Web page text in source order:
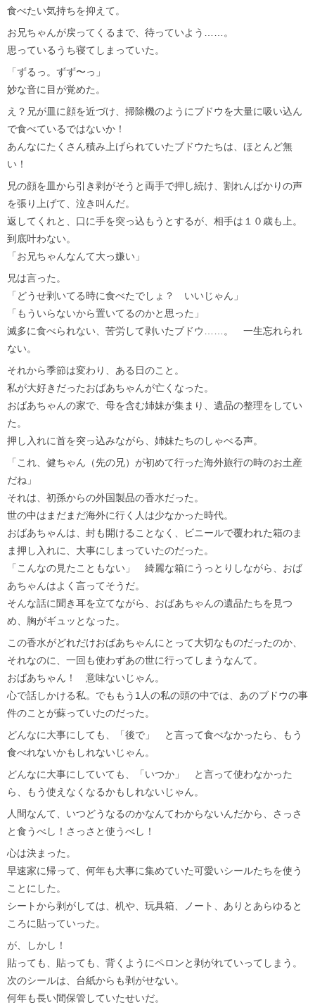
食べたい気持ちを抑えて。
お兄ちゃんが戻ってくるまで、待っていよう……。
思っているうち寝てしまっていた。
「ずるっ。ずず〜っ」
妙な音に目が覚めた。
え？兄が皿に顔を近づけ、掃除機のようにブドウを大量に吸い込ん
で食べているではないか！
あんなにたくさん積み上げられていたブドウたちは、ほとんど無
い！
兄の顔を皿から引き剥がそうと両手で押し続け、割れんばかりの声
を張り上げて、泣き叫んだ。
返してくれと、口に手を突っ込もうとするが、相手は１０歳も上。
到底叶わない。
「お兄ちゃんなんて大っ嫌い」
兄は言った。
「どうせ剥いてる時に食べたでしょ？ いいじゃん」
「もういらないから置いてるのかと思った」
滅多に食べられない、苦労して剥いたブドウ……。 一生忘れられ
ない。
それから季節は変わり、ある日のこと。
私が大好きだったおばあちゃんが亡くなった。
おばあちゃんの家で、母を含む姉妹が集まり、遺品の整理をしてい
た。
押し入れに首を突っ込みながら、姉妹たちのしゃべる声。
「これ、健ちゃん（先の兄）が初めて行った海外旅行の時のお土産
だね」
それは、初孫からの外国製品の香水だった。
世の中はまだまだ海外に行く人は少なかった時代。
おばあちゃんは、封も開けることなく、ビニールで覆われた箱のま
ま押し入れに、大事にしまっていたのだった。
「こんなの見たこともない」 綺麗な箱にうっとりしながら、おば
あちゃんはよく言ってそうだ。
そんな話に聞き耳を立てながら、おばあちゃんの遺品たちを見つ
め、胸がギュッとなった。
この香水がどれだけおばあちゃんにとって大切なものだったのか、
それなのに、一回も使わずあの世に行ってしまうなんて。
おばあちゃん！ 意味ないじゃん。
心で話しかける私。でももう1人の私の頭の中では、あのブドウの事
件のことが蘇っていたのだった。
どんなに大事にしても、「後で」 と言って食べなかったら、もう
食べれないかもしれないじゃん。
どんなに大事にしていても、「いつか」 と言って使わなかった
ら、もう使えなくなるかもしれないじゃん。
人間なんて、いつどうなるのかなんてわからないんだから、さっさ
と食うべし！さっさと使うべし！
心は決まった。
早速家に帰って、何年も大事に集めていた可愛いシールたちを使う
ことにした。
シートから剥がしては、机や、玩具箱、ノート、ありとあらゆると
ころに貼っていった。
が、しかし！
貼っても、貼っても、背くようにペロンと剥がれていってしまう。
次のシールは、台紙からも剥がせない。
何年も長い間保管していたせいだ。